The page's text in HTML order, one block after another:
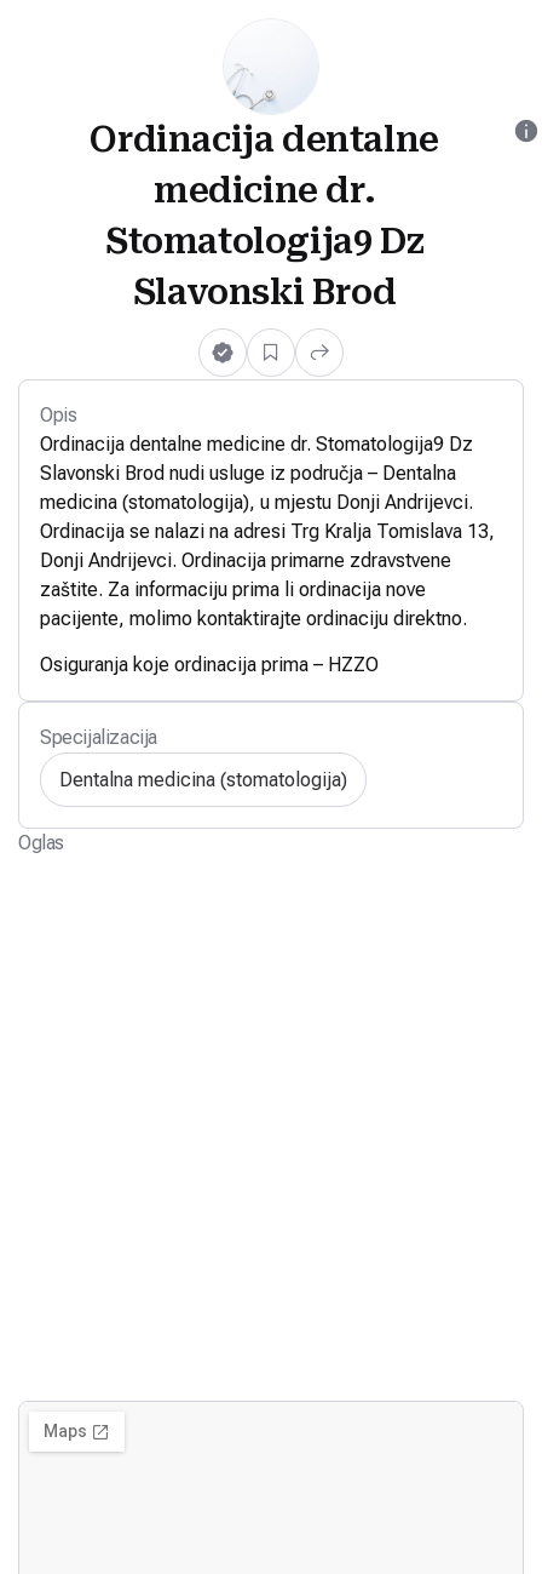
Ordinacija dentalne
medicine dr.
Stomatologija9 Dz
Slavonski Brod
Opis
Ordinacija dentalne medicine dr. Stomatologija9 Dz
Slavonski Brod nudi usluge iz područja – Dentalna
medicina (stomatologija), u mjestu Donji Andrijevci.
Ordinacija se nalazi na adresi Trg Kralja Tomislava 13,
Donji Andrijevci. Ordinacija primarne zdravstvene
zaštite. Za informaciju prima li ordinacija nove
pacijente, molimo kontaktirajte ordinaciju direktno.
Osiguranja koje ordinacija prima – HZZO
Specijalizacija
Dentalna medicina (stomatologija)
Oglas